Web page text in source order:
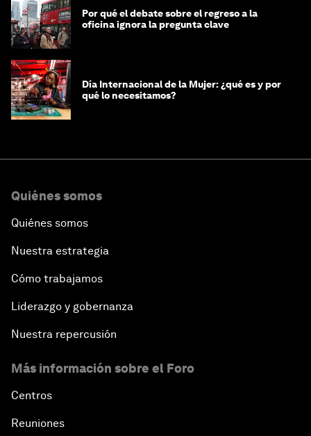
Por qué el debate sobre el regreso a la
oficina ignora la pregunta clave
Día Internacional de la Mujer: ¿qué es y por
qué lo necesitamos?
Quiénes somos
Quiénes somos
Nuestra estrategia
Cómo trabajamos
Liderazgo y gobernanza
Nuestra repercusión
Más información sobre el Foro
Centros
Reuniones